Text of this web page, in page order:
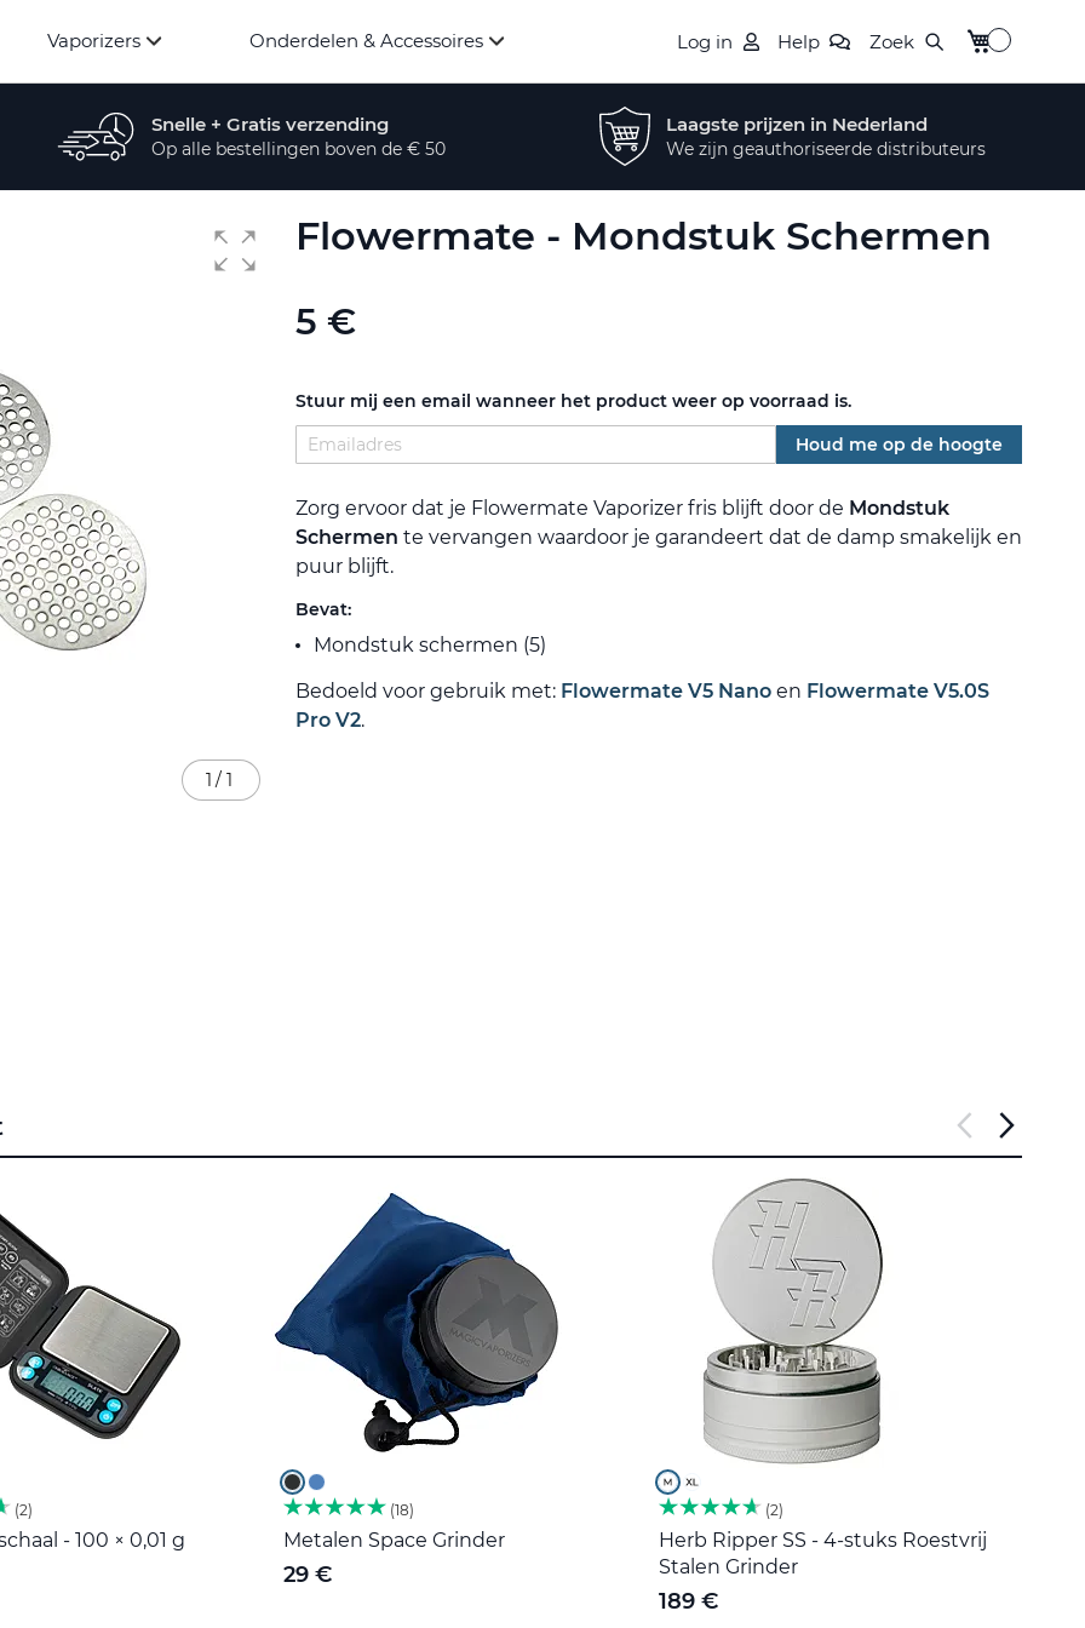
Vaporizers Onderdelen & Accessoires Log in Help Zoek Winkelwagen
Snelle + Gratis verzending
Op alle bestellingen boven de € 50
Laagste prijzen in Nederland
We zijn geauthoriseerde distributeurs
Flowermate - Mondstuk Schermen
5 €
Stuur mij een email wanneer het product weer op voorraad is.
Houd me op de hoogte
Zorg ervoor dat je Flowermate Vaporizer fris blijft door de Mondstuk
Schermen te vervangen waardoor je garandeert dat de damp smakelijk en
puur blijft.
Bevat:
Mondstuk schermen (5)
Bedoeld voor gebruik met: Flowermate V5 Nano en Flowermate V5.0S
Pro V2.
1 / 1
2
- 100 × 0,01 g
18
Metalen Space Grinder
29 €
2
Herb Ripper SS - 4-stuks Roestvrij
Stalen Grinder
189 €